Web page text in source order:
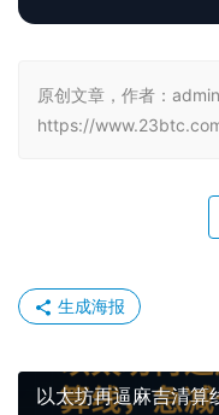
原创文章，作者：
https://
生成海报
以太坊再逼麻吉清算